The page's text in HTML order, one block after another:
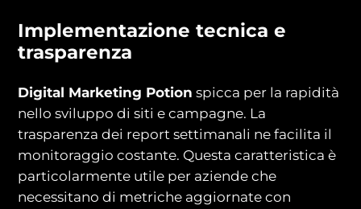
Implementazione tecnica e
trasparenza
Digital Marketing Potion spicca per la rapidità
nello sviluppo di siti e campagne. La
trasparenza dei report settimanali ne facilita il
monitoraggio costante. Questa caratteristica è
particolarmente utile per aziende che
necessitano di metriche aggiornate con